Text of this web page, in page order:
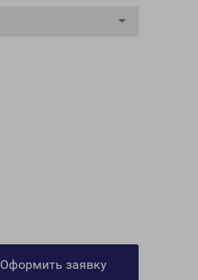
Оформить заявку